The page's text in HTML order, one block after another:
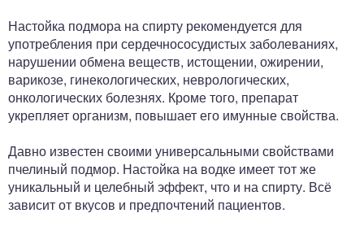
Настойка подмора на спирту рекомендуется для
употребления при сердечнососудистых заболеваниях,
нарушении обмена веществ, истощении, ожирении,
варикозе, гинекологических, неврологических,
онкологических болезнях. Кроме того, препарат
укрепляет организм, повышает его имунные свойства.
Давно известен своими универсальными свойствами
пчелиный подмор. Настойка на водке имеет тот же
уникальный и целебный эффект, что и на спирту. Всё
зависит от вкусов и предпочтений пациентов.